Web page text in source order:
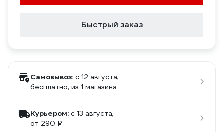
Быстрый заказ
Самовывоз: c 12 августа,
бесплатно, из 1 магазина
Курьером: c 13 августа,
от 290 ₽